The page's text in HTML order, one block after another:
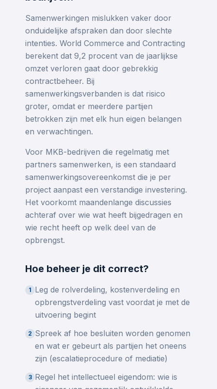
Samenwerkingen mislukken vaker door
onduidelijke afspraken dan door slechte
intenties. World Commerce and Contracting
berekent dat 9,2 procent van de jaarlijkse
omzet verloren gaat door gebrekkig
contractbeheer. Bij
samenwerkingsverbanden is dat risico
groter, omdat er meerdere partijen
betrokken zijn met elk hun eigen belangen
en verwachtingen.
Voor MKB-bedrijven die regelmatig met
partners samenwerken, is een standaard
samenwerkingsovereenkomst die je per
project aanpast een verstandige investering.
Het voorkomt maandenlange discussies
achteraf over wie wat heeft bijgedragen en
wie recht heeft op welk deel van de
opbrengst.
Hoe beheer je dit correct?
1 Leg de rolverdeling, kostenverdeling en
opbrengstverdeling vast voordat je met de
uitvoering begint
2 Spreek af hoe besluiten worden genomen
en wat er gebeurt als partijen het oneens
zijn (escalatieprocedure of mediatie)
3 Regel het intellectueel eigendom: wie is